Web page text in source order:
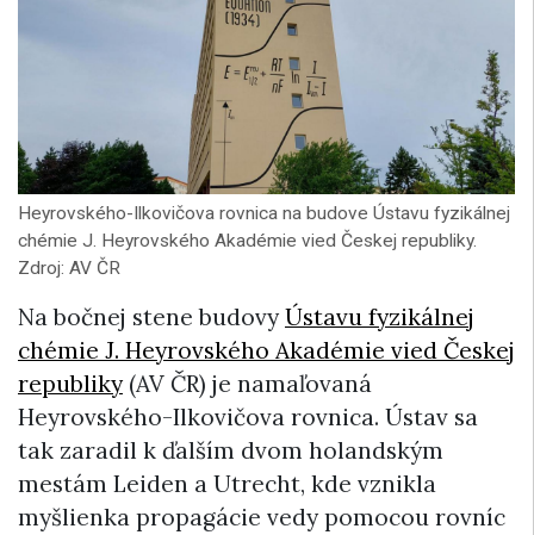
Heyrovského-Ilkovičova rovnica na budove Ústavu fyzikálnej
chémie J. Heyrovského Akadémie vied Českej republiky.
Zdroj: AV ČR
Na bočnej stene budovyÚstavu fyzikálnej
chémie J. Heyrovského Akadémie vied Českej
republiky(AV ČR) je namaľovaná
Heyrovského-Ilkovičova rovnica. Ústav sa
tak zaradil k ďalším dvom holandským
mestám Leiden a Utrecht, kde vznikla
myšlienka propagácie vedy pomocou rovníc